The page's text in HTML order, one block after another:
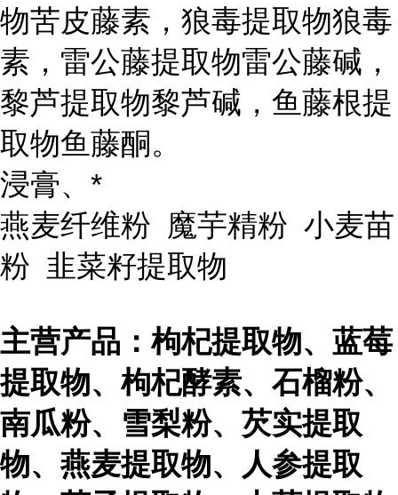
物苦皮藤素，狼毒提取物狼毒
素，雷公藤提取物雷公藤碱，
黎芦提取物黎芦碱，鱼藤根提
取物鱼藤酮。
浸膏、*
燕麦纤维粉 魔芋精粉 小麦苗
粉 韭菜籽提取物
主营产品：枸杞提取物、蓝莓
提取物、枸杞酵素、石榴粉、
南瓜粉、雪梨粉、芡实提取
物、燕麦提取物、人参提取